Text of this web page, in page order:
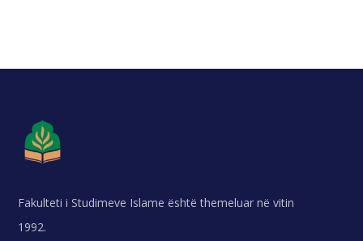
Fakulteti i Studimeve Islame është themeluar në vitin
1992.